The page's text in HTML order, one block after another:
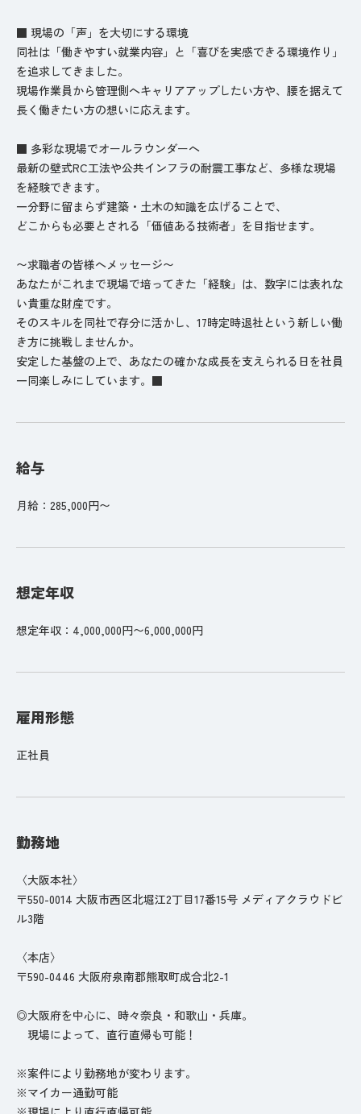
■ 現場の「声」を大切にする環境
同社は「働きやすい就業内容」と「喜びを実感できる環境作り」
を追求してきました。
現場作業員から管理側へキャリアアップしたい方や、腰を据えて
長く働きたい方の想いに応えます。
■ 多彩な現場でオールラウンダーへ
最新の壁式RC工法や公共インフラの耐震工事など、多様な現場
を経験できます。
一分野に留まらず建築・土木の知識を広げることで、
どこからも必要とされる「価値ある技術者」を目指せます。
〜求職者の皆様へメッセージ〜
あなたがこれまで現場で培ってきた「経験」は、数字には表れな
い貴重な財産です。
そのスキルを同社で存分に活かし、17時定時退社という新しい働
き方に挑戦しませんか。
安定した基盤の上で、あなたの確かな成長を支えられる日を社員
一同楽しみにしています。■
給与
月給：285,000円〜
想定年収
想定年収：4,000,000円〜6,000,000円
雇用形態
正社員
勤務地
〈大阪本社〉
〒550-0014 大阪市西区北堀江2丁目17番15号 メディアクラウドビ
ル3階
〈本店〉
〒590-0446 大阪府泉南郡熊取町成合北2-1
◎大阪府を中心に、時々奈良・和歌山・兵庫。
現場によって、直行直帰も可能！
※案件により勤務地が変わります。
※マイカー通勤可能